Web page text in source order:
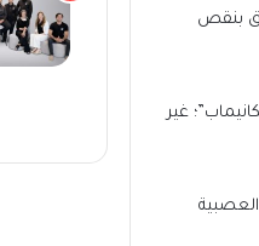
بنقص
غير
العصبية